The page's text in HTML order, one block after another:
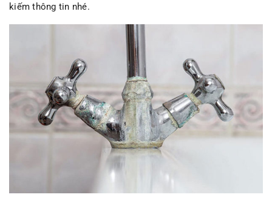
kiếm thông tin nhé.